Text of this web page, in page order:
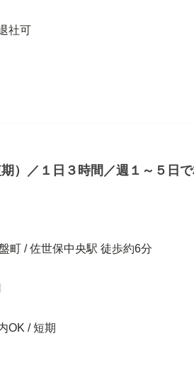
社可
）／１日３時間／週１～５日
町 / 佐世保中央駅 徒歩約6分
OK / 短期